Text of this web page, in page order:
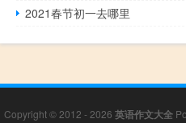
2021春节初一去哪里
Copyright © 2012 - 2026 英语作文大全